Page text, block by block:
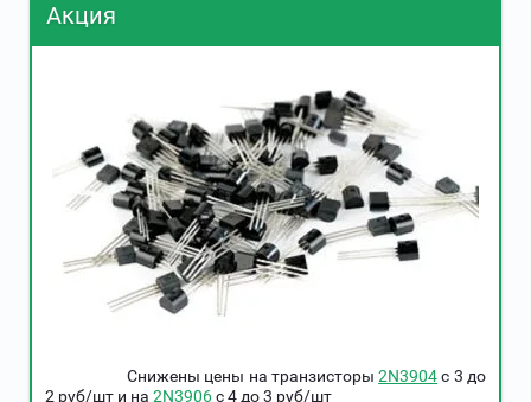
Акция
Снижены цены на транзисторы2N3904c 3 до
2 руб/шт и на 2N3906c 4 до 3 руб/шт